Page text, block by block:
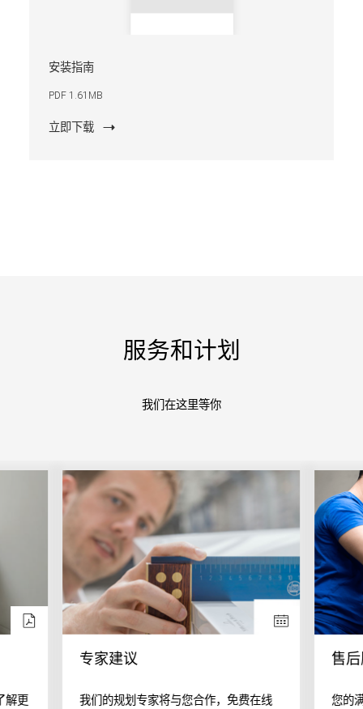
安装指南
PDF 1.61MB
立即下载
服务和计划
我们在这里等你
解更
专家建议
我们的规划专家将与您合作，免费在线
售
您的